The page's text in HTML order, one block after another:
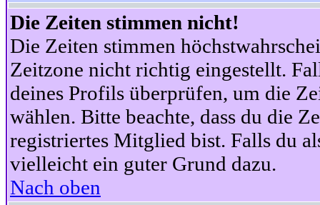
Die Zeiten stimmen nicht!
Die Zeiten stimmen
Zeitzone nicht richtig eingestellt.
deines Profils überprüfen, um die
wählen. Bitte beachte, dass du die
registriertes Mitglied bist. Falls du
vielleicht ein guter Grund dazu.
Nach oben